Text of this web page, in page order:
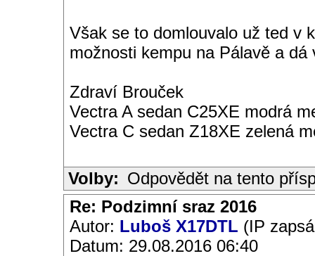
Však se to domlouvalo už ted v
možnosti kempu na Pálavě a dá
Zdraví Brouček
Vectra A sedan C25XE modrá
Vectra C sedan Z18XE zelená
Volby: Odpovědět na tento
Re: Podzimní sraz 2016
Autor: Luboš X17DTL (IP
Datum: 29.08.2016 06:40